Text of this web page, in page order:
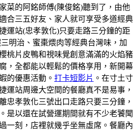
菜的阿銘師傅(陳俊銘)聽到了，由他
合三五好友、家人就可享受多道經典
運站(忠孝敦化)只要走路三分鐘的距
明治、蜜棗煨肉等經典台灣味，加
桃片皮鴨和視味覺創意滿滿的火焰豬
，全都能以輕鬆的價格享用，新開幕
的優惠活動。 打卡短影片 。在寸土寸
運站周邊大空間的餐廳真不是易事，
忠孝敦化三號出口走路只要三分鐘，
是以還在試營運期間就有不少老饕聞
一刻，店裡就幾乎坐無虛席。餐廳內